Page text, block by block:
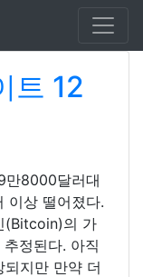
트 12
만8000달러대
이상 떨어졌다.
(Bitcoin)의 가
정된다. 아직
지만 만약 더